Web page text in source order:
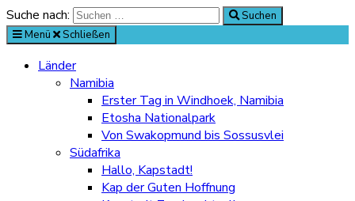
Suche nach:
Suchen
Menü
Schließen
Länder
Namibia
Erster Tag in Windhoek, Namibia
Etosha Nationalpark
Von Swakopmund bis Sossusvlei
Südafrika
Hallo, Kapstadt!
Kap der Guten Hoffnung